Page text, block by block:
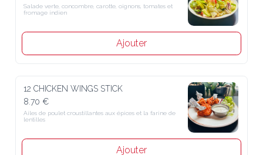
Salade verte, concombre, carotte, oignons, tomates et fromage
indien
Ajouter
12 CHICKEN WINGS STICK
8.70 €
Ailes de poulet croustillantes aux épices et la farine de lentilles
Ajouter